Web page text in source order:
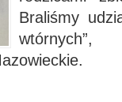
Braliśmy